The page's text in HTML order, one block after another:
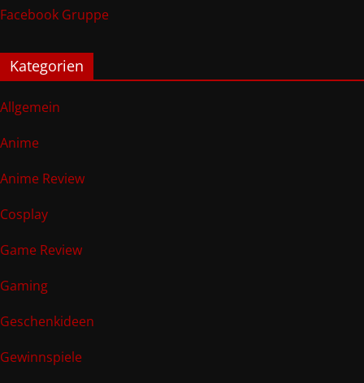
Facebook Gruppe
Kategorien
Allgemein
Anime
Anime Review
Cosplay
Game Review
Gaming
Geschenkideen
Gewinnspiele